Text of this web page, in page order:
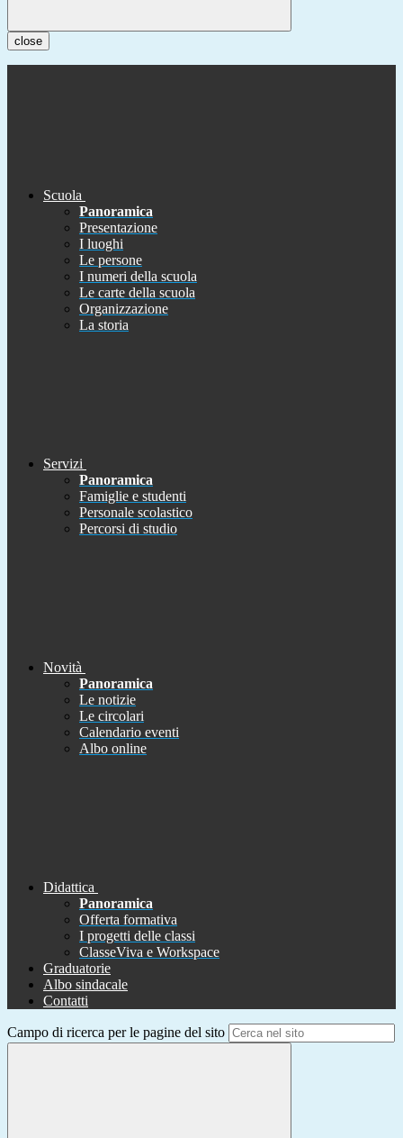
close
Scuola
Panoramica
Presentazione
I luoghi
Le persone
I numeri della scuola
Le carte della scuola
Organizzazione
La storia
Servizi
Panoramica
Famiglie e studenti
Personale scolastico
Percorsi di studio
Novità
Panoramica
Le notizie
Le circolari
Calendario eventi
Albo online
Didattica
Panoramica
Offerta formativa
I progetti delle classi
ClasseViva e Workspace
Graduatorie
Albo sindacale
Contatti
Campo di ricerca per le pagine del sito